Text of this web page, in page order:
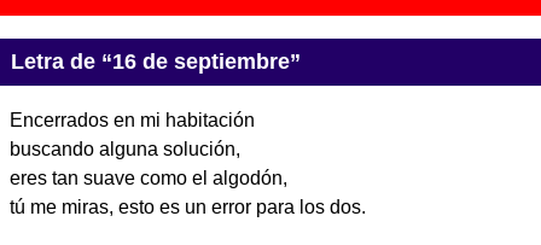
Letra de “16 de septiembre”
Encerrados en mi habitación
buscando alguna solución,
eres tan suave como el algodón,
tú me miras, esto es un error para los dos.